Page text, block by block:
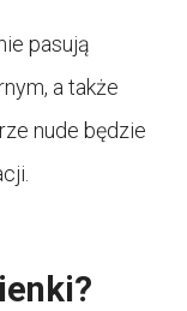
pasują
a także
nude będzie